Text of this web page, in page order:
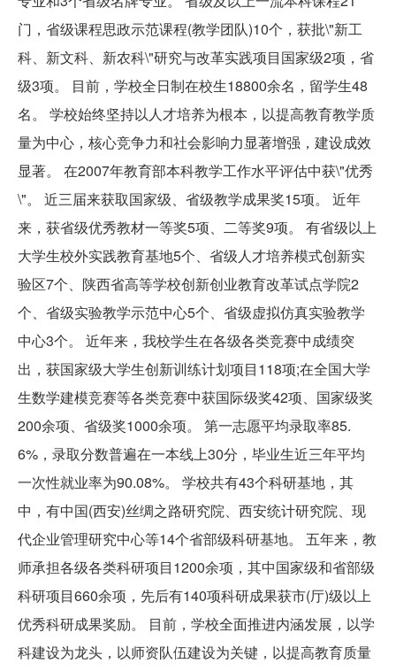
门，省级课程思政示范课程(教学团队)10个，获批\"新工
科、新文科、新农科\"研究与改革实践项目国家级2项，省
级3项。 目前，学校全日制在校生18800余名，留学生48
名。 学校始终坚持以人才培养为根本，以提高教育教学质
量为中心，核心竞争力和社会影响力显著增强，建设成效
显著。 在2007年教育部本科教学工作水平评估中获\"优秀
\"。 近三届来获取国家级、省级教学成果奖15项。 近年
来，获省级优秀教材一等奖5项、二等奖9项。 有省级以上
大学生校外实践教育基地5个、省级人才培养模式创新实
验区7个、陕西省高等学校创新创业教育改革试点学院2
个、省级实验教学示范中心5个、省级虚拟仿真实验教学
中心3个。 近年来，我校学生在各级各类竞赛中成绩突
出，获国家级大学生创新训练计划项目118项;在全国大学
生数学建模竞赛等各类竞赛中获国际级奖42项、国家级奖
200余项、省级奖1000余项。 第一志愿平均录取率85.
6%，录取分数普遍在一本线上30分，毕业生近三年平均
一次性就业率为90.08%。 学校共有43个科研基地，其
中，有中国(西安)丝绸之路研究院、西安统计研究院、现
代企业管理研究中心等14个省部级科研基地。 五年来，教
师承担各级各类科研项目1200余项，其中国家级和省部级
科研项目660余项，先后有140项科研成果获市(厅)级以上
优秀科研成果奖励。 目前，学校全面推进内涵发展，以学
科建设为龙头，以师资队伍建设为关键，以提高教育质量